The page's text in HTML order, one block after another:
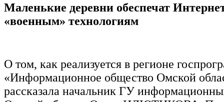
Маленькие деревни обеспечат
«военным» технологиям
О том, как реализуется в регионе
«Информационное общество Омской
рассказала начальник ГУ